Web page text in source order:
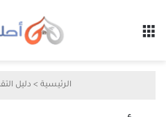
الرئيسية > دليل